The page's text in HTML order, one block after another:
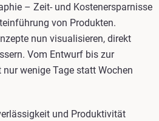
– Zeit- und Kostenersparnisse
von Produkten.
nun visualisieren, direkt
Vom Entwurf bis zur
wenige Tage statt Wochen
und Produktivität